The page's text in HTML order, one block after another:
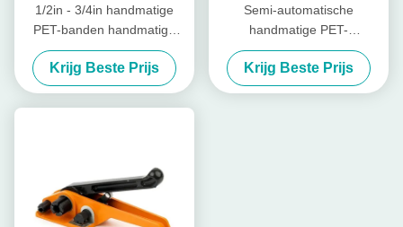
1/2in - 3/4in handmatige
PET-banden handmatige
banden
spanningsinstrumenten kit
Krijg Beste Prijs
Semi-automatische
handmatige PET-
bandspanningsmachine voor
plastic banden
Krijg Beste Prijs